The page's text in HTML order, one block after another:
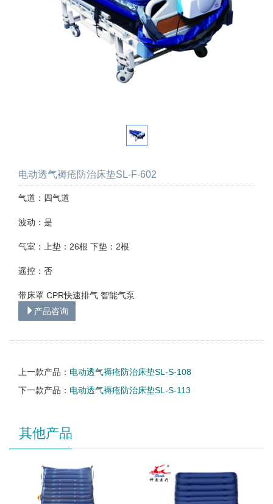
电动透气褥疮防治床垫SL-F-602
气道：四气道
波动：是
气室：上垫：26根 下垫：2根
遥控：否
带床罩 CPR快速排气 智能气泵
产品咨询
上一款产品： 电动透气褥疮防治床垫SL-S-108
下一款产品： 电动透气褥疮防治床垫SL-S-113
其他产品